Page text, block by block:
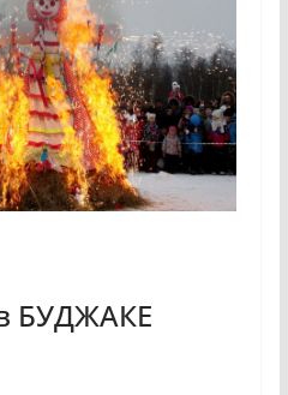
БУДЖАКЕ